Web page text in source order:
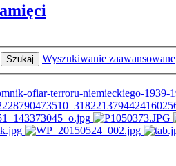
Szukaj
Wyszukiwanie zaawansowane